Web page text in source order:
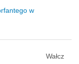
w
Wałcz